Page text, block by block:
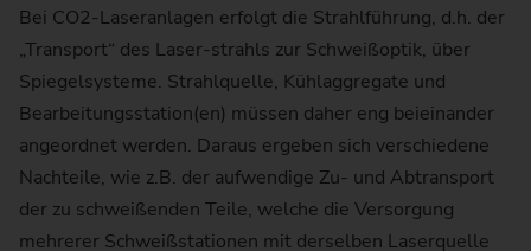
Bei CO2-Laseranlagen erfolgt die Strahlführung, d.h. der
„Transport“ des Laser-strahls zur Schweißoptik, über
Spiegelsysteme. Strahlquelle, Kühlaggregate und
Bearbeitungsstation(en) müssen daher eng beieinander
angeordnet werden. Daraus ergeben sich verschiedene
Nachteile, wie z.B. der aufwendige Zu- und Abtransport
der zu schweißenden Teile, welche die Versorgung
mehrerer Schweißstationen mit derselben Laserquelle